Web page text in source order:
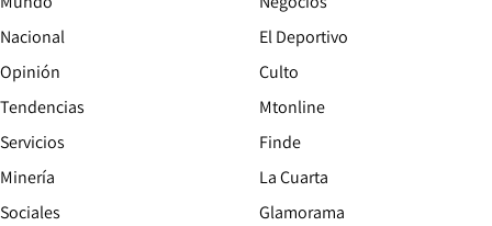
Nacional
Opinión
Tendencias
Servicios
Minería
Sociales
El Deportivo
Culto
Mtonline
Finde
La Cuarta
Glamorama